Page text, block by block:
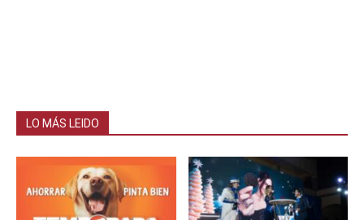
LO MÁS LEIDO